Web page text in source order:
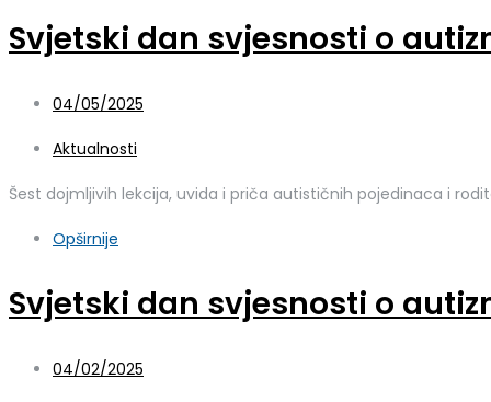
Svjetski dan svjesnosti o
04/05/2025
Aktualnosti
Šest dojmljivih lekcija, uvida i priča autističnih pojedinaca i
Opširnije
Svjetski dan svjesnosti o
04/02/2025